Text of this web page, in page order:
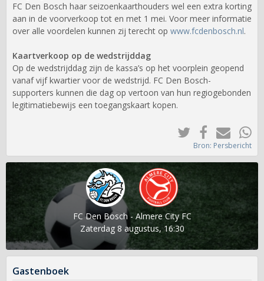
FC Den Bosch haar seizoenkaarthouders wel een extra korting
aan in de voorverkoop tot en met 1 mei. Voor meer informatie
over alle voordelen kunnen zij terecht op www.fcdenbosch.nl.
Kaartverkoop op de wedstrijddag
Op de wedstrijddag zijn de kassa’s op het voorplein geopend
vanaf vijf kwartier voor de wedstrijd. FC Den Bosch-
supporters kunnen die dag op vertoon van hun regiogebonden
legitimatiebewijs een toegangskaart kopen.
Bron: Persbericht
FC Den Bosch - Almere City FC
Zaterdag 8 augustus, 16:30
Gastenboek